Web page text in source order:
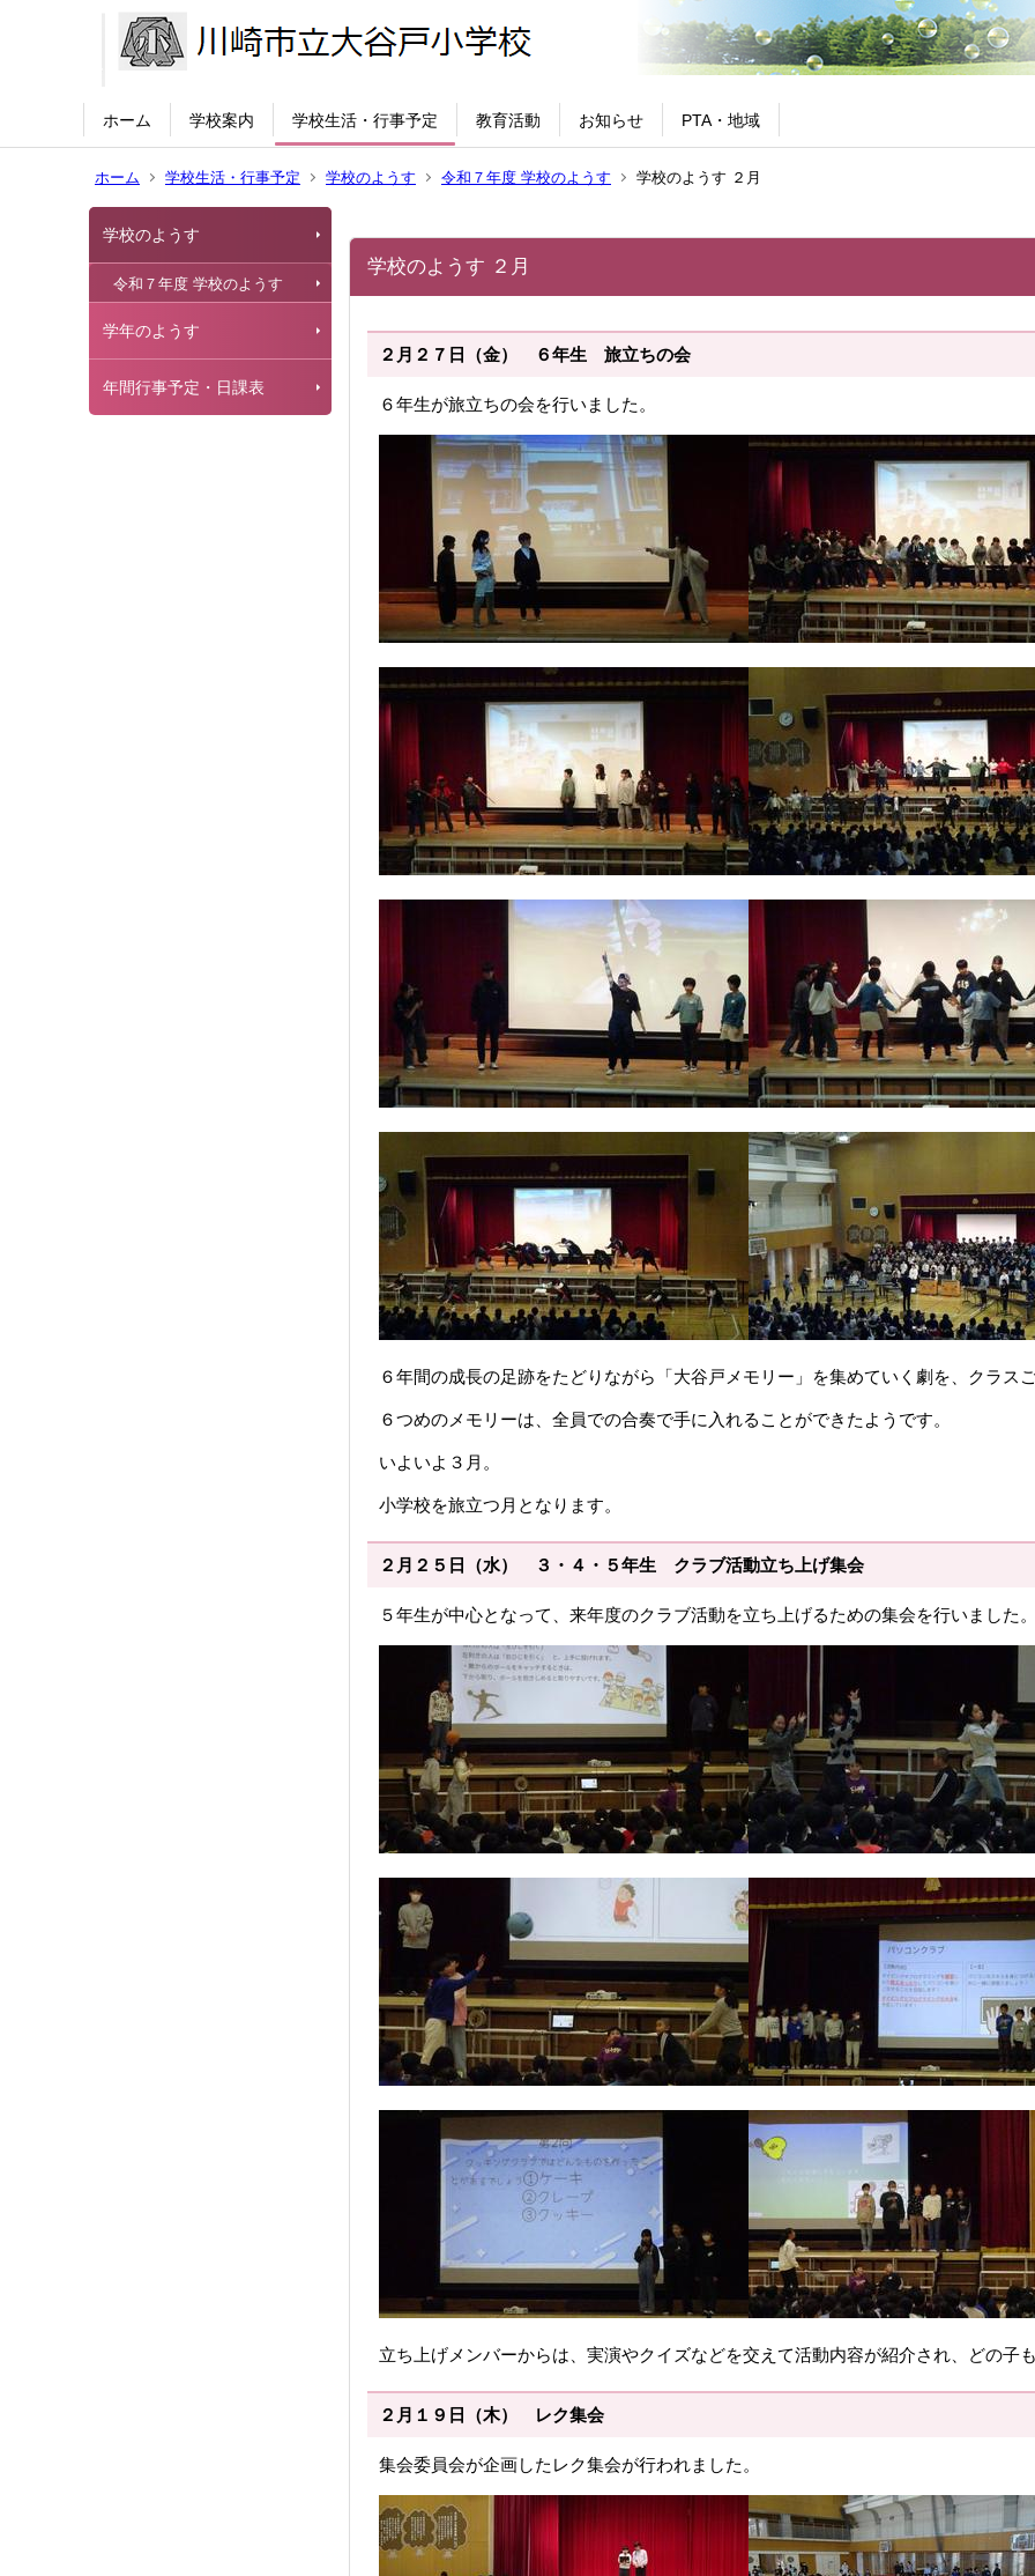
ホーム 学校案内 学校生活・行事予定 教育活動 お知らせ PTA・地域
ホーム 学校生活・行事予定 学校のようす 令和７年度 学校のようす 学校のようす ２月
学校のようす
令和７年度 学校のようす
学年のようす
年間行事予定・日課表
学校のようす ２月
２月２７日（金） ６年生 旅立ちの会
６年生が旅立ちの会を行いました。
６年間の成長の足跡をたどりながら「大谷戸メモリー」を集めていく劇を、クラス
６つめのメモリーは、全員での合奏で手に入れることができたようです。
いよいよ３月。
小学校を旅立つ月となります。
２月２５日（水） ３・４・５年生 クラブ活動立ち上げ集会
５年生が中心となって、来年度のクラブ活動を立ち上げるための集会を行いました
立ち上げメンバーからは、 実演やクイズなどを交えて活動内容が紹介され、どの子
２月１９日（木） レク集会
集会委員会が企画したレク集会が行われました。